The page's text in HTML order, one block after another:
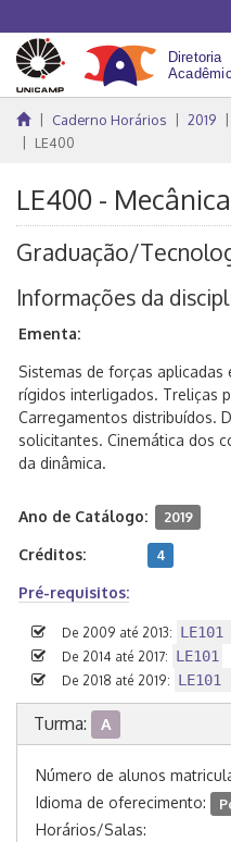
Caderno Horários 2019
LE400
LE400 -
Graduação/
Informações da
Ementa:
Sistemas de forças
rígidos interligados. Treliças
Carregamentos distribuídos.
solicitantes. Cinemática dos
da dinâmica.
Ano de Catálogo: 2019
Créditos: 4
Pré-requisitos:
De 2009 até 2013: LE101
De 2014 até 2017: LE101
De 2018 até 2019: LE101
Turma: A
Número de alunos
Idioma de oferecimento:
Horários/Salas: